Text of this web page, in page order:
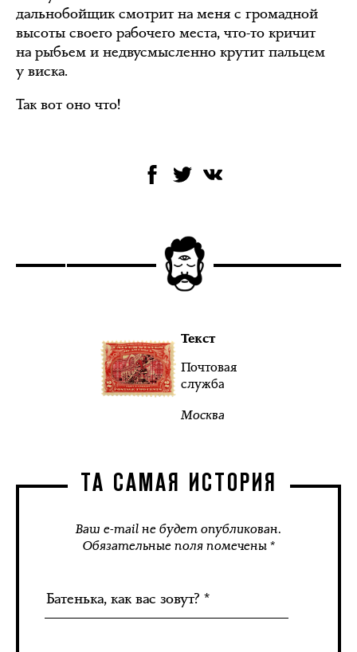
дальнобойщик смотрит на меня с громадной
высоты своего рабочего места, что-то кричит
на рыбьем и недвусмысленно крутит пальцем
у виска.
Так вот оно что!
Текст
Почтовая
служба
Москва
ТА САМАЯ ИСТОРИЯ
Ваш e-mail не будет опубликован.
Обязательные поля помечены *